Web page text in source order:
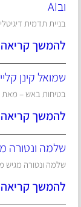
ובAI
בניית תדמית דיגיטלית חיובית ב-2026: מה
להמשך
שמואל קינן
בטיחות באש – מאת
להמשך
שלמה ונטורה
שלמה ונטורה מגיש
להמשך